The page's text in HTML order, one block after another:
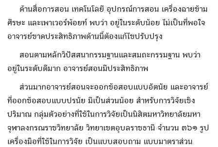
ด้านสื่อการสอน เทคโนโลยี อุปกรณ์การสอน เครื่องฉายข้าม
ศีรษะ และเพาเวอร์พ้อยท์ พบว่า อยู่ในระดับน้อย ไม่เป็นที่พอใจ
อาจารย์ขาดประสิทธิภาพด้านนี้ต้องแก้ไขปรับปรุง
สอนตามหลักวิปัสสนากรรมฐานและสมถะกรรมฐาน พบว่า
อยู่ในระดับดีมาก อาจารย์สอนมีประสิทธิภาพ
ส่วนมากอาจารย์สอนจะออกข้อสอบแบบอัตนัย และอาจารย์
ที่ออกข้อสอบแบบปรนัย มีเป็นส่วนน้อย สำหรับการวิจัยเชิง
ปริมาณ กลุ่มตัวอย่างที่ใช้ในการวิจัยเป็นนิสิตมหาวิทยาลัยมหา
จุฬาลงกรณราชวิทยาลัย วิทยาเขตอุบลราชธานี จำนวน ๓๖๑ รูป
เครื่องมือที่ใช้ในการวิจัย เป็นแบบสอบถาม แบบมาตราส่วน